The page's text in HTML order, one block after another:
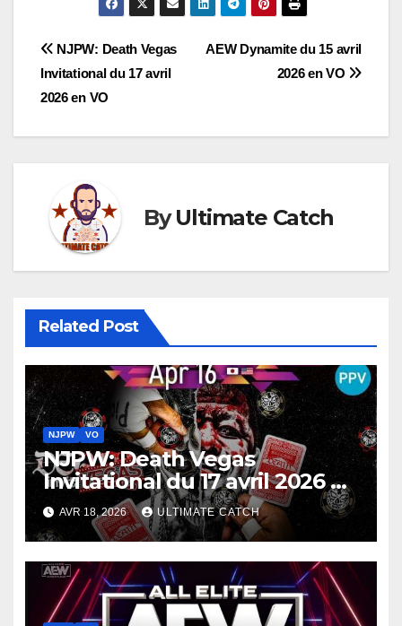
Navigation
de
l’article
AEW Dynamite du 15 avril
2026 en VO
NJPW: Death Vegas
Invitational du 17 avril
2026 en VO
ByUltimate Catch
Related Post
NJPW VO
NJPW: Death Vegas
Invitational du 17 avril 2026 en
VOAVR 18, 2026 ULTIMATE CATCH